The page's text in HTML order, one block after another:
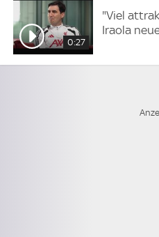
0:27
"Viel
Iraola